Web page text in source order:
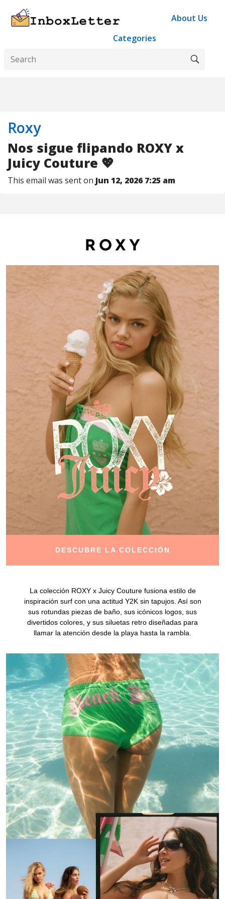
About Us
Categories
Roxy
Nos sigue flipando ROXY x
Juicy Couture 💖
This email was sent on Jun 12, 2026 7:25 am